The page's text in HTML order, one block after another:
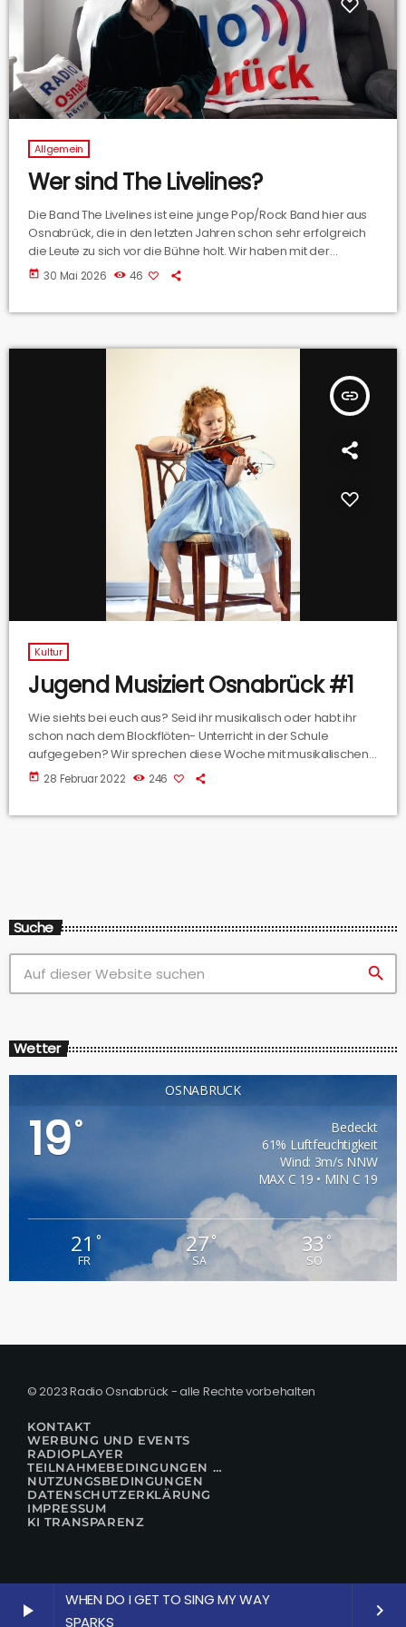
play_arrow
WHEN DO I GET TO SING MY WAY
SPARKS
keyboard_arrow_right
Allgemein
Wer sind The Livelines?
Die Band The Livelines ist eine junge Pop/Rock Band hier aus
Osnabrück, die in den letzten Jahren schon sehr erfolgreich
die Leute zu sich vor die Bühne holt. Wir haben mit der
Frontfrau der Band, Maria, gesprochen wie die Band
today 30 Mai 2026 46
insert_link
Kultur
Jugend Musiziert Osnabrück #1
Wie siehts bei euch aus? Seid ihr musikalisch oder habt ihr
schon nach dem Blockflöten- Unterricht in der Schule
aufgegeben? Wir sprechen diese Woche mit musikalischen
Talenten bei uns aus Osnabrück – sie alle spielen ein
Instrument oder singen, sie besuchen alle die Musik und
today 28 Februar 2022 246
Suche
search
Wetter
OSNABRÜCK
19°
Bedeckt
61% Luftfeuchtigkeit
Wind: 3m/s NNW
MAX C 19 • MIN C 19
21 °
FR
27°
SA
33°
SO
© 2023 Radio Osnabrück - alle Rechte vorbehalten
KONTAKT
WERBUNG UND EVENTS
RADIOPLAYER
TEILNAHMEBEDINGUNGEN FÜR GEWINNSPIELE
NUTZUNGSBEDINGUNGEN
DATENSCHUTZERKLÄRUNG
IMPRESSUM
KI TRANSPARENZ